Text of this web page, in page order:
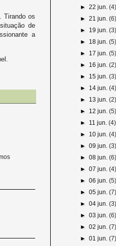
Tirando os
de
a
► 22 jun. (4)
► 21 jun. (6)
► 19 jun. (3)
► 18 jun. (5)
► 17 jun. (5)
► 16 jun. (2)
► 15 jun. (3)
► 14 jun. (4)
► 13 jun. (2)
► 12 jun. (5)
► 11 jun. (4)
► 10 jun. (4)
► 09 jun. (3)
► 08 jun. (6)
► 07 jun. (4)
► 06 jun. (5)
► 05 jun. (7)
► 04 jun. (3)
► 03 jun. (6)
► 02 jun. (7)
► 01 jun. (7)